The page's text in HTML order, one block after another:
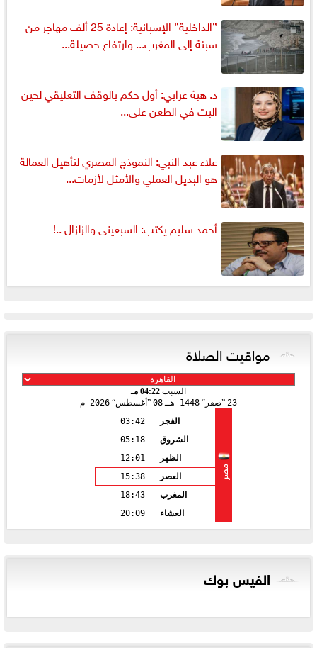
”الداخلية” الإسبانية: إعادة 25 ألف مهاجر من
سبتة إلى المغرب... وارتفاع حصيلة...
د. هبة عرابي: أول حكم بالوقف التعليقي لحين
البت في الطعن على...
علاء عبد النبي: النموذج المصري لتأهيل العمالة
هو البديل العملي والأمثل لأزمات...
أحمد سليم يكتب: السبعينى والزلزال ..!
مواقيت الصلاة
السبت 04:22 مـ
23 صفر 1448 هـ 08 أغسطس 2026 م
مصر
الفجر
03:42
الشروق
05:18
الظهر
12:01
العصر
15:38
المغرب
18:43
العشاء
20:09
الفيس بوك